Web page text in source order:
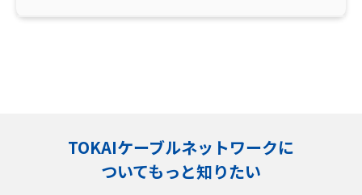
TOKAIケーブルネットワークに
ついてもっと知りたい